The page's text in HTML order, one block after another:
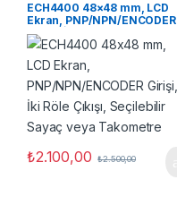
ECH4400 48×48 mm, LCD
Ekran, PNP/NPN/ENCODER
Girişi, İki Röle Çıkışı,
Seçilebilir Sayaç veya
Takometre
₺2.100,00 ₺2.500,00